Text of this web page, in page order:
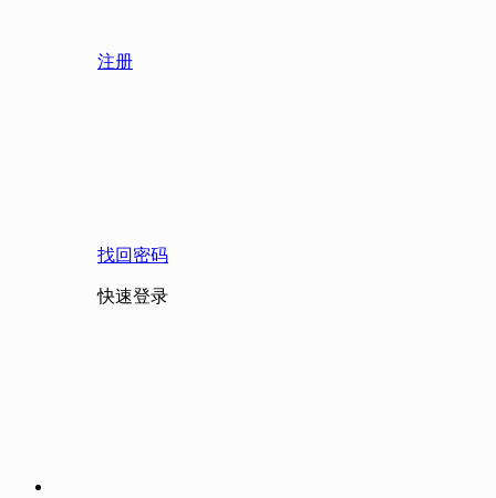
注册
找回密码
快速登录